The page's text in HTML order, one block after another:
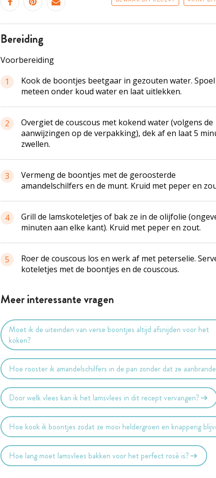
bereiding
Voorbereiding
1
Kook de boontjes beetgaar in gezouten water.
meteen onder koud water en laat uitlekken.
2
Overgiet de couscous met kokend water (volgens de
aanwijzingen op de verpakking), dek af en laat 5
zwellen.
3
Vermeng de boontjes met de geroosterde
amandelschilfers en de munt. Kruid met peper en
4
Grill de lamskoteletjes of bak ze in de olijfolie
minuten aan elke kant). Kruid met peper en zout.
5
Roer de couscous los en werk af met peterselie.
koteletjes met de boontjes en de couscous.
Meer interessante vragen
Moet ik de uiteinden van verse boontjes altijd afsnijden voor het
koken?
Hoe rooster ik amandelschilfers in de pan zonder dat ze
Door welk vlees kan ik het lamsvlees in dit recept vervangen?
Hoe kook ik boontjes zodat ze mooi heldergroen en knapperig
Hoe lang moet lamsvlees bakken voor het perfect rosé is?